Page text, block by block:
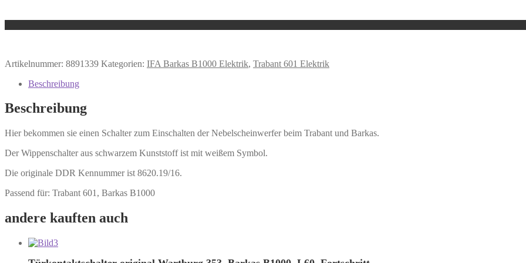
Artikelnummer: 8891339 Kategorien: IFA Barkas B1000 Elektrik, Trabant 601 Elektrik
Beschreibung
Beschreibung
Hier bekommen sie einen Schalter zum Einschalten der Nebelscheinwerfer beim Trabant und Barkas.
Der Wippenschalter aus schwarzem Kunststoff ist mit weißem Symbol.
Die originale DDR Kennummer ist 8620.19/16.
Passend für: Trabant 601, Barkas B1000
andere kauften auch